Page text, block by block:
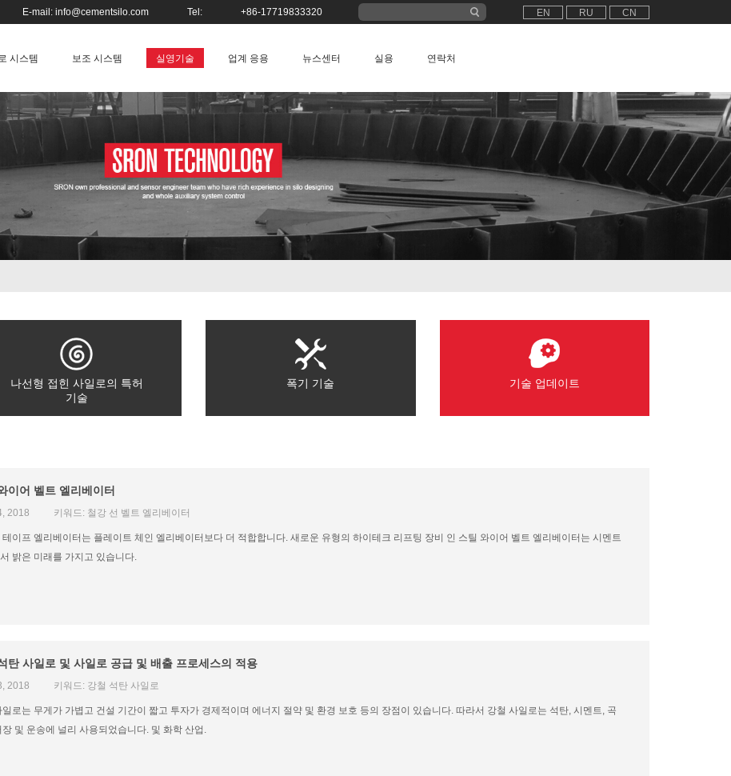
EN RU CN
E-mail: info@cementsilo.com Tel: +86-17719833320
시스템 보조 시스템 실영기술 업계 응용 뉴스센터 실용 연락처
나선형 접힌 사일로의 특허
기술
폭기 기술 기술 업데이트
이어 벨트 엘리베이터
2018 키워드: 철강 선 벨트 엘리베이터
테이프 엘리베이터는 플레이트 체인 엘리베이터보다 더 적합합니다. 새로운 유형의 하이테크 리프팅 장비 인 스틸 와이어 벨트 엘리베이터는 시멘트
밝은 미래를 가지고 있습니다.
탄 사일로 및 사일로 공급 및 배출 프로세스의 적용
2018 키워드: 강철 석탄 사일로
일로는 무게가 가볍고 건설 기간이 짧고 투자가 경제적이며 에너지 절약 및 환경 보호 등의 장점이 있습니다. 따라서 강철 사일로는 석탄, 시멘트, 곡
장 및 운송에 널리 사용되었습니다. 및 화학 산업.